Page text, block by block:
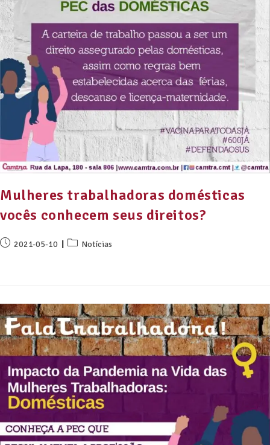
Mulheres trabalhadoras domésticas
vocês conhecem seus direitos?
2021-05-10 Notícias